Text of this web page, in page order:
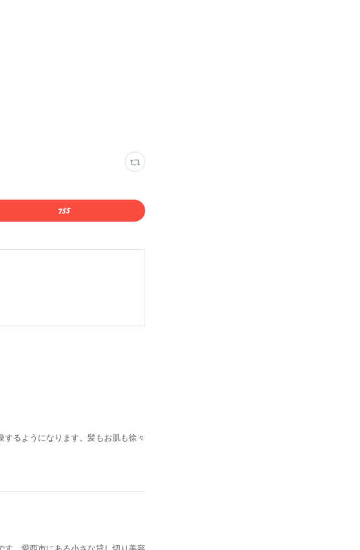
るようになります。髪もお肌も徐々
。愛西市にある小さな貸し切り美容